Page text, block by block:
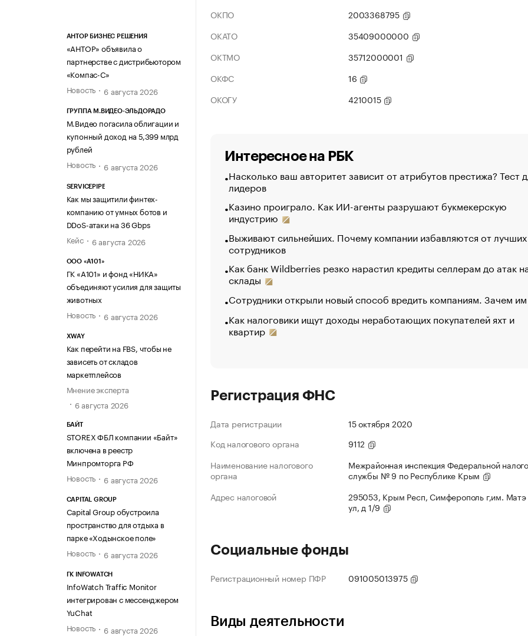
АНТОР БИЗНЕС РЕШЕНИЯ
«АНТОР» объявила о
партнерстве с дистрибьютором
«Компас-С»
Новость
6 августа 2026
ГРУППА М.ВИДЕО-ЭЛЬДОРАДО
М.Видео погасила облигации и
купонный доход на 5,399 млрд
рублей
Новость
6 августа 2026
SERVICEPIPE
Как мы защитили финтех-
компанию от умных ботов и
DDoS-атаки на 36 Gbps
Кейс
6 августа 2026
ООО «А101»
ГК «А101» и фонд «НИКА»
объединяют усилия для защиты
животных
Новость
6 августа 2026
XWAY
Как перейти на FBS, чтобы не
зависеть от складов
маркетплейсов
Мнение эксперта
6 августа 2026
БАЙТ
STOREX ФБЛ компании «Байт»
включена в реестр
Минпромторга РФ
Новость
6 августа 2026
CAPITAL GROUP
Capital Group обустроила
пространство для отдыха в
парке «Ходынское поле»
Новость
6 августа 2026
ГК INFOWATCH
InfoWatch Traffic Monitor
интегрирован с мессенджером
YuChat
Новость
6 августа 2026
ОКПО
2003368795
ОКАТО
35409000000
ОКТМО
35712000001
ОКФС
16
ОКОГУ
4210015
Интересное на РБК
Насколько ваш авторитет зависит от атрибутов престижа? Тест
лидеров
Казино проиграло. Как ИИ-агенты разрушают букмекерскую
индустрию
Выживают сильнейших. Почему компании избавляются от лучших
сотрудников
Как банк Wildberries резко нарастил кредиты селлерам до атак
склады
Сотрудники открыли новый способ вредить компаниям. Зачем
Как налоговики ищут доходы неработающих покупателей яхт и
квартир
Регистрация ФНС
Дата регистрации
15 октября 2020
Код налогового органа
9112
Наименование налогового
органа
Межрайонная инспекция Федеральной
службы № 9 по Республике Крым
Адрес налоговой
295053, Крым Респ, Симферополь г,им. Матэ
ул, д 1/9
Социальные фонды
Регистрационный номер ПФР 091005013975
Виды деятельности